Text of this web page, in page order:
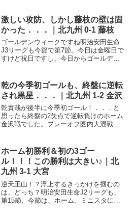
安田生命J3リーグは今節で第14節。ここ
まで13節戦ってきた訳で...
激しい攻防、しかし藤枝の壁は固
かった．．．｜北九州 0-1 藤枝
ゴールデンウィークですね明治安田生命
J3リーグも今節で第7節。今日は金曜日で
すけど祝日ですし、今日からゴールデン
8節という日程。GWですし、今は国内、
どこにも緊急事...
乾の今季初ゴールも、終盤に逆転
され黒星．．．｜北九州 1-2 金沢
乾貴哉が後半に今季初ゴール！．．．と
思ったら終盤の2失点で逆転負けのホーム
金沢戦でした。プレーオフ圏内大混戦明
に最終コーナー回って最後の直線コース
に入ったって感じ...
ホーム初勝利＆初の3ゴー
ル！！！この勝利は大きい♪｜北
九州 3-1 大宮
逆天王山！？浮上するきっかけを掴むの
は、どっち？明治安田生命J2リーグも、
第15節。今節は、ホーム、ミニスタに大